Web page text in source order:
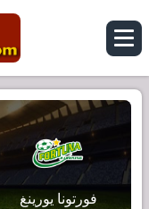
فورتونا يورينغ